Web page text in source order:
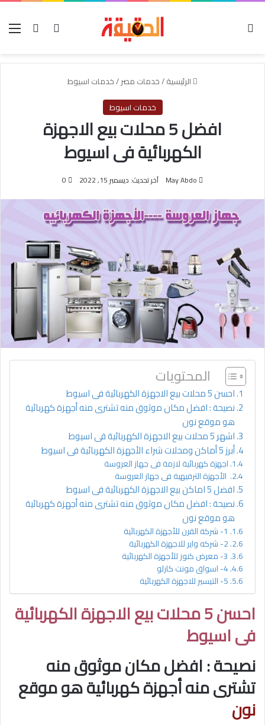
بحث عنتسجيل
الرئيسية/خدمات مصر/خدمات اسيوط
خدمات اسيوط
افضل 5 محلات بيع الاجهزة
الكهربائية فى اسيوط
May Abdo آخر تحديث: ديسمبر 15, 2022 0
المحتويات
احسن 5 محلات بيع الاجهزة الكهربائية فى اسيوط
نصيحة : افضل مكان موثوق منه تشترى منه أجهزة كهربائية
هو موقع نون
اشهر 5 محلات بيع الاجهزة الكهربائية فى اسيوط
أبرز 5 أماكن ومحلات شراء الأجهزة الكهربائية فى اسيوط
اجهزة كهربائية لازمة فى جهاز العروسة
الأجهزة الترفيهية فى جهاز العروسة
افضل 5 اماكن بيع الاجهزة الكهربائية فى اسيوط
نصيحة : افضل مكان موثوق منه تشترى منه أجهزة كهربائية
هو موقع نون
1- شركة القرن للأجهزة الكهربائية
2- شركه واير للاجهزة الكهربائية
3- معرض كنوز للأجهزة الكهربائية
4- اسواق مونت كارلو
5- التيسير للاجهزة الكهربائية
احسن 5 محلات بيع الاجهزة الكهربائية
فى اسيوط
نصيحة : افضل مكان موثوق منه
تشترى منه أجهزة كهربائية هو موقع
نون